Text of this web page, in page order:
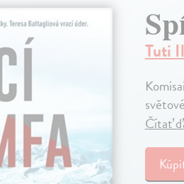
Tuti
Čítať